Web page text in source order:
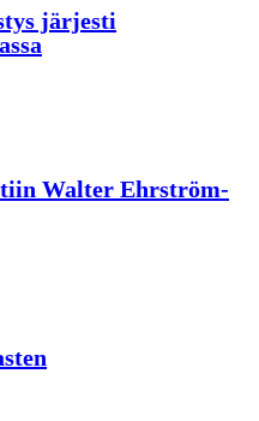
järjesti
Walter Ehrström-